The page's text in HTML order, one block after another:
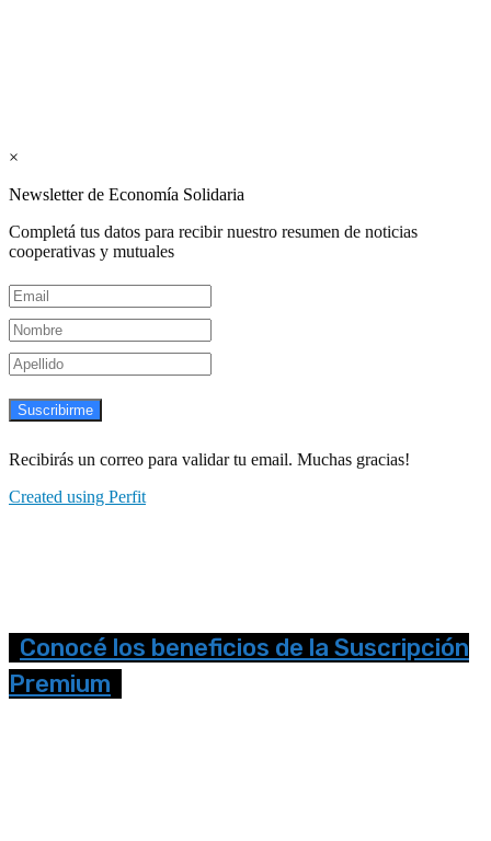
×
Newsletter de Economía Solidaria
Completá tus datos para recibir nuestro resumen de noticias
cooperativas y mutuales
Suscribirme
Recibirás un correo para validar tu email. Muchas gracias!
Created using Perfit
Conocé los beneficios de la Suscripción
Premium